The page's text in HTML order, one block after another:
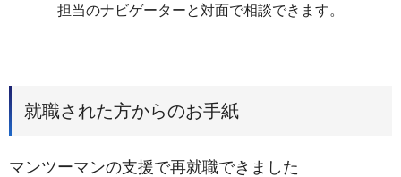
担当のナビゲーターと対面で相談できます。
就職された方からのお手紙
マンツーマンの支援で再就職できました